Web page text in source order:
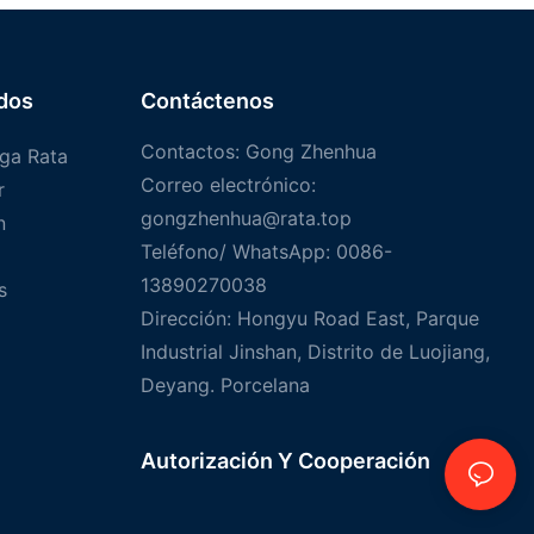
Rata
Contáctenos
Contactos: Gong Zhenhua
Correo electrónico:
gongzhenhua@rata.top
Teléfono/ WhatsApp: 0086-
13890270038
Dirección: Hongyu Road East, Parque
Industrial Jinshan, Distrito de Luojiang,
Deyang. Porcelana
Autorización Y Cooperación